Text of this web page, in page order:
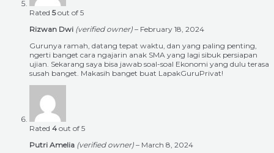
Rated 5out of 5
Rizwan Dwi (verified owner) – February 18, 2024
Gurunya ramah, datang tepat waktu, dan yang paling penting,
ngerti banget cara ngajarin anak SMA yang lagi sibuk persiapan
ujian. Sekarang saya bisa jawab soal-soal Ekonomi yang dulu terasa
susah banget. Makasih banget buat LapakGuruPrivat!
Rated 4 out of 5
Putri Amelia (verified owner) – March 8, 2024